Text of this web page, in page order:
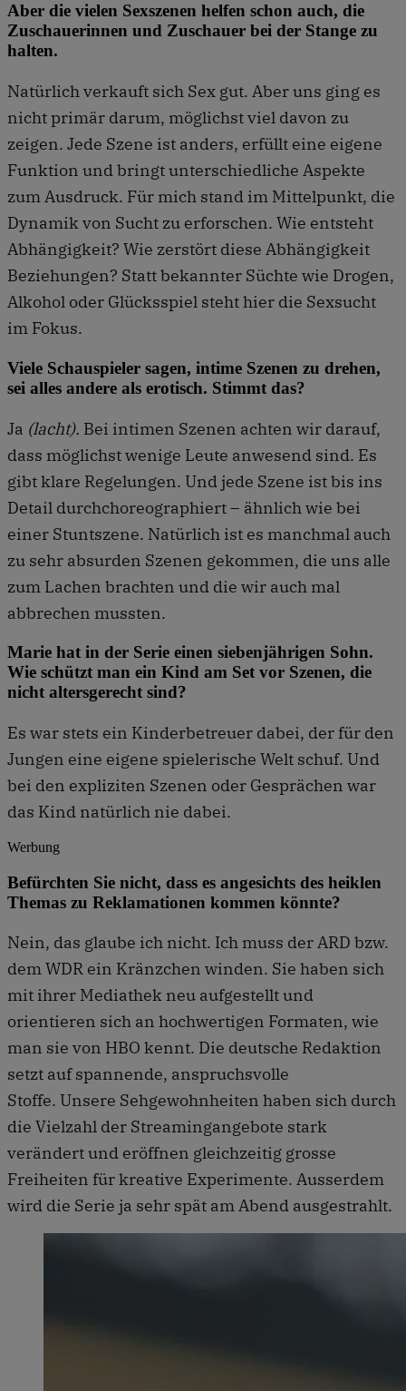
Aber die vielen Sexszenen helfen schon auch, die
Zuschauerinnen und Zuschauer bei der Stange zu
halten.
Natürlich verkauft sich Sex gut. Aber uns ging es
nicht primär darum, möglichst viel davon zu
zeigen. Jede Szene ist anders, erfüllt eine eigene
Funktion und bringt unterschiedliche Aspekte
zum Ausdruck. Für mich stand im Mittelpunkt, die
Dynamik von Sucht zu erforschen. Wie entsteht
Abhängigkeit? Wie zerstört diese Abhängigkeit
Beziehungen? Statt bekannter Süchte wie Drogen,
Alkohol oder Glücksspiel steht hier die Sexsucht
im Fokus.
Viele Schauspieler sagen, intime Szenen zu drehen,
sei alles andere als erotisch. Stimmt das?
Ja (lacht). Bei intimen Szenen achten wir darauf,
dass möglichst wenige Leute anwesend sind. Es
gibt klare Regelungen. Und jede Szene ist bis ins
Detail durchchoreographiert – ähnlich wie bei
einer Stuntszene. Natürlich ist es manchmal auch
zu sehr absurden Szenen gekommen, die uns alle
zum Lachen brachten und die wir auch mal
abbrechen mussten.
Marie hat in der Serie einen siebenjährigen Sohn.
Wie schützt man ein Kind am Set vor Szenen, die
nicht altersgerecht sind?
Es war stets ein Kinderbetreuer dabei, der für den
Jungen eine eigene spielerische Welt schuf. Und
bei den expliziten Szenen oder Gesprächen war
das Kind natürlich nie dabei.
Werbung
Befürchten Sie nicht, dass es angesichts des heiklen
Themas zu Reklamationen kommen könnte?
Nein, das glaube ich nicht. Ich muss der ARD bzw.
dem WDR ein Kränzchen winden. Sie haben sich
mit ihrer Mediathek neu aufgestellt und
orientieren sich an hochwertigen Formaten, wie
man sie von HBO kennt. Die deutsche Redaktion
setzt auf spannende, anspruchsvolle
Stoffe. Unsere Sehgewohnheiten haben sich durch
die Vielzahl der Streamingangebote stark
verändert und eröffnen gleichzeitig grosse
Freiheiten für kreative Experimente. Ausserdem
wird die Serie ja sehr spät am Abend ausgestrahlt.